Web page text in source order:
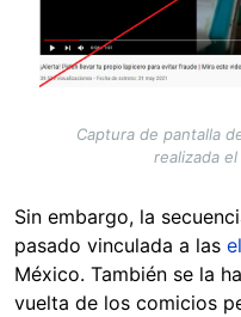
Captura de pantalla
realizada
Sin embargo, la
pasado vinculada a las
México. También se la
vuelta de los comicios